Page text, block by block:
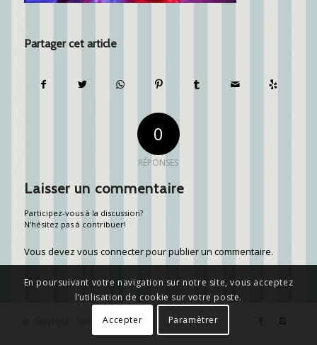
Partager cet article
0
RÉPONSES
Laisser un commentaire
Participez-vous à la discussion?
N'hésitez pas à contribuer!
Vous devez vous connecterpour publier un commentaire.
© Copyright - HERMANN CONTE
En poursuivant votre navigation sur notre site, vous acceptez
l’utilisation de cookie sur votre poste.
Accepter
Paramètrer